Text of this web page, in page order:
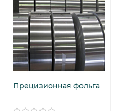
Прецизионная фольга